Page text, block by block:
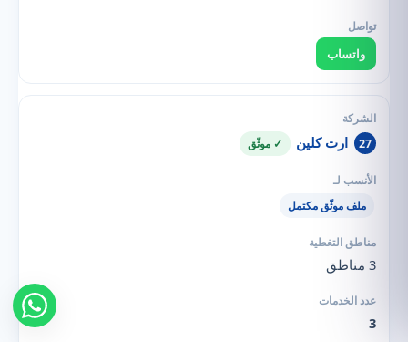
واتساب
27 ارت كلين ✓ موثّق
ملف موثّق مكتمل
3 مناطق
3